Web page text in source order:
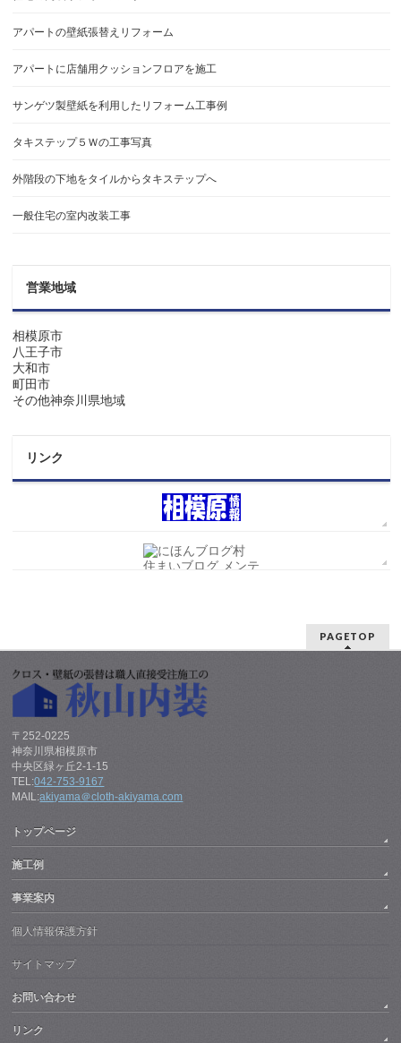
アパートの壁紙張替えリフォーム
アパートに店舗用クッションフロアを施工
サンゲツ製壁紙を利用したリフォーム工事例
タキステップ５Ｗの工事写真
外階段の下地をタイルからタキステップへ
一般住宅の室内改装工事
営業地域
相模原市
八王子市
大和市
町田市
その他神奈川県地域
リンク
PAGETOP
〒252-0225
神奈川県相模原市
中央区緑ヶ丘2-1-15
TEL:042-753-9167
MAIL:akiyama＠cloth-akiyama.com
トップページ
施工例
事業案内
個人情報保護方針
サイトマップ
お問い合わせ
リンク